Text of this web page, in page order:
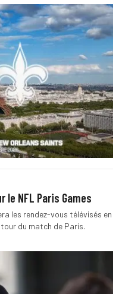
le NFL Paris Games
les rendez-vous télévisés en
du match de Paris.